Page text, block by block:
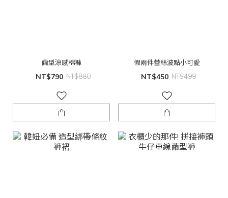
繭型涼感棉褲
NT$790 NT$880
假兩件蕾絲波點小可愛
NT$450 NT$499